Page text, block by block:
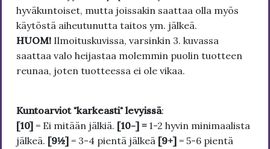
hyväkuntoiset, mutta joissakin saattaa olla myös
käytöstä aiheutunutta taitos ym. jälkeä.
HUOM! Ilmoituskuvissa, varsinkin 3. kuvassa
saattaa valo heijastaa molemmin puolin tuotteen
reunaa, joten tuotteessa ei ole vikaa.
Kuntoarviot "karkeasti" levyissä:
[10] = Ei mitään jälkiä. [10-] = 1-2 hyvin minimaalista
jälkeä. [9½] = 3-4 pientä jälkeä [9+] = 5-6 pientä